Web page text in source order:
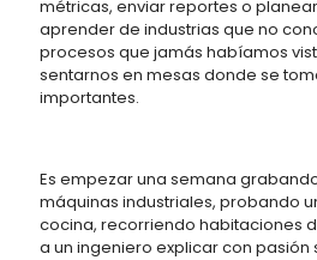
métricas, enviar reportes o
aprender de industrias que no
procesos que jamás habíamos
sentarnos en mesas donde se
importantes.
Es empezar una semana
máquinas industriales, probando
cocina, recorriendo habitaciones
a un ingeniero explicar con pasión